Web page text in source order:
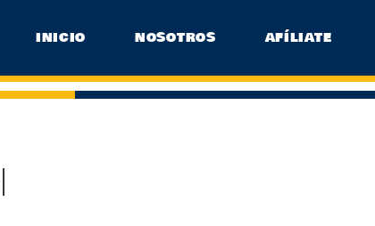
INICIO NOSOTROS AFÍLIATE